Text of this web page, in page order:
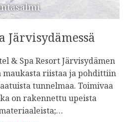
& Spa Resort Järvisydämen
riistaa ja pohdittiin
tunnelmaa. Toimivaa
on rakennettu upeista